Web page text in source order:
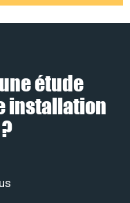
étude
installation